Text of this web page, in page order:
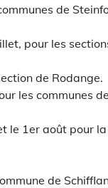
de
pour les
de Rodange.
les communes
le 1er août pour
de